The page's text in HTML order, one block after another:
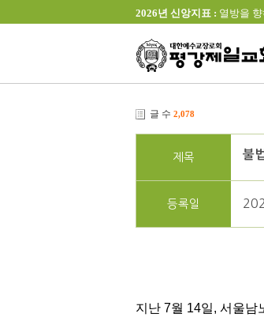
2026년 신앙지표 : 열방을
글 수 2,078
제목 불
등록일
지난 7월 14일, 서울남